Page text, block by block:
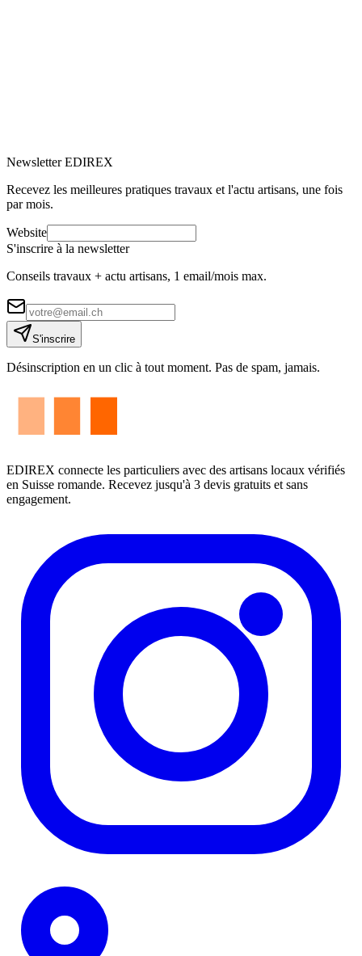
Newsletter EDIREX
Recevez les meilleures pratiques travaux et l'actu artisans, une fois
par mois.
Website
S'inscrire à la newsletter
Conseils travaux + actu artisans, 1 email/mois max.
S'inscrire
Désinscription en un clic à tout moment. Pas de spam, jamais.
EDIREX connecte les particuliers avec des artisans locaux vérifiés
en Suisse romande. Recevez jusqu'à 3 devis gratuits et sans
engagement.